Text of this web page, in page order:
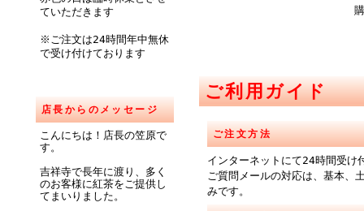
ていただきます
※ご注文は24時間年中無休
で受け付けております
店長からのメッセージ
こんにちは！店長の笠原で
す。
吉祥寺で長年に渡り、多く
のお客様に紅茶をご提供し
てまいりました。
ご利用ガイド
ご注文方法
インターネットにて24時間受け
ご質問メールの対応は、基本、
みです。